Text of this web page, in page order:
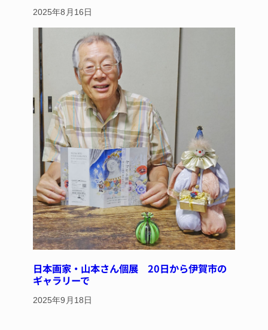
2025年8月16日
日本画家・山本さん個展 20日から伊賀市の
ギャラリーで
2025年9月18日